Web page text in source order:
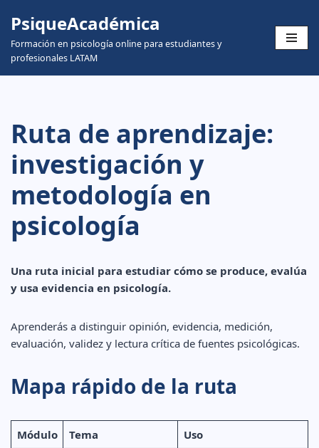
Skip
to
content
PsiqueAcadémica
Formación en psicología online para estudiantes y
profesionales LATAM
Ruta de aprendizaje:
investigación y
metodología en
psicología
Una ruta inicial para estudiar cómo se produce, evalúa
y usa evidencia en psicología.
Aprenderás a distinguir opinión, evidencia, medición,
evaluación, validez y lectura crítica de fuentes psicológicas.
Mapa rápido de la ruta
Módulo Tema Uso